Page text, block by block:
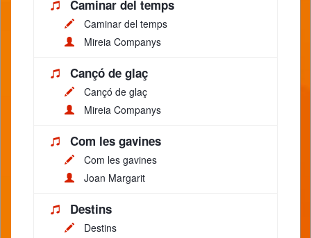
Caminar del temps
Caminar del temps
Mireia Companys
Cançó de glaç
Cançó de glaç
Mireia Companys
Com les gavines
Com les gavines
Joan Margarit
Destins
Destins